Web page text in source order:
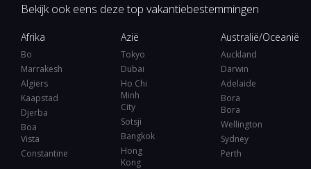
Bekijk ook eens deze top vakantiebestemmingen
Afrika
Bo
Marrakesh
Algiers
Kaapstad
Djerba
Boa
Vista
Constantine
Azië
Tokyo
Dubai
Ho Chi
Minh
City
Sotsji
Bangkok
Hong
Kong
Australië/Oceanië
Auckland
Darwin
Adelaide
Bora
Bora
Wellington
Sydney
Perth